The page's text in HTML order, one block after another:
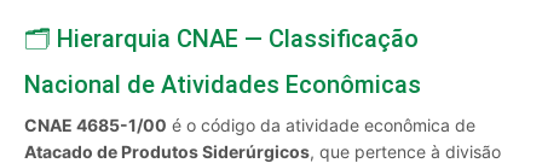
🗂️ Hierarquia CNAE — Classificação
Nacional de Atividades Econômicas
CNAE 4685-1/00 é o código da atividade econômica de
Atacado de Produtos Siderúrgicos, que pertence à divisão